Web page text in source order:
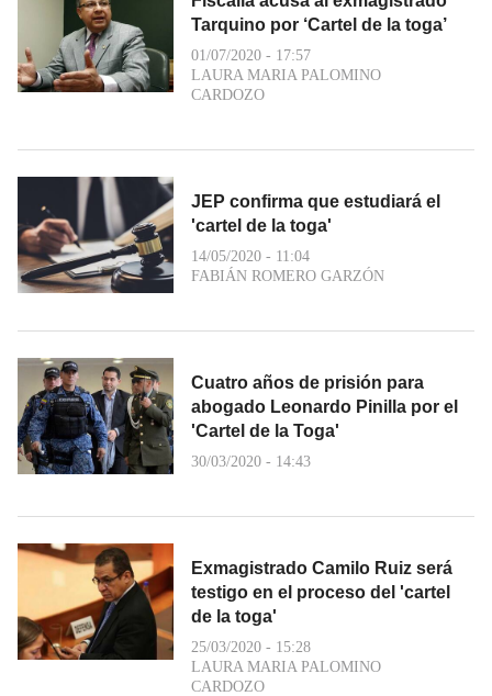
Tarquino por ‘Cartel de la toga’
01/07/2020 - 17:57
LAURA MARIA PALOMINO
CARDOZO
JEP confirma que estudiará el
'cartel de la toga'
14/05/2020 - 11:04
FABIÁN ROMERO GARZÓN
Cuatro años de prisión para
abogado Leonardo Pinilla por el
'Cartel de la Toga'
30/03/2020 - 14:43
Exmagistrado Camilo Ruiz será
testigo en el proceso del 'cartel
de la toga'
25/03/2020 - 15:28
LAURA MARIA PALOMINO
CARDOZO